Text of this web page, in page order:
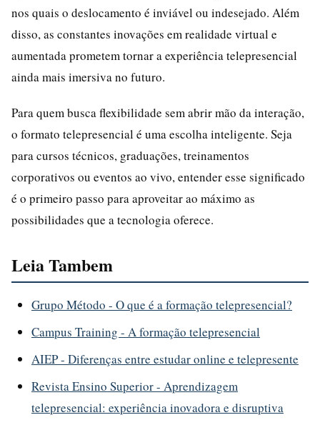
nos quais o deslocamento é inviável ou indesejado. Além
disso, as constantes inovações em realidade virtual e
aumentada prometem tornar a experiência telepresencial
ainda mais imersiva no futuro.
Para quem busca flexibilidade sem abrir mão da interação,
o formato telepresencial é uma escolha inteligente. Seja
para cursos técnicos, graduações, treinamentos
corporativos ou eventos ao vivo, entender esse significado
é o primeiro passo para aproveitar ao máximo as
possibilidades que a tecnologia oferece.
Leia Tambem
Grupo Método - O que é a formação telepresencial?
Campus Training - A formação telepresencial
AIEP - Diferenças entre estudar online e telepresente
Revista Ensino Superior - Aprendizagem
telepresencial: experiência inovadora e disruptiva